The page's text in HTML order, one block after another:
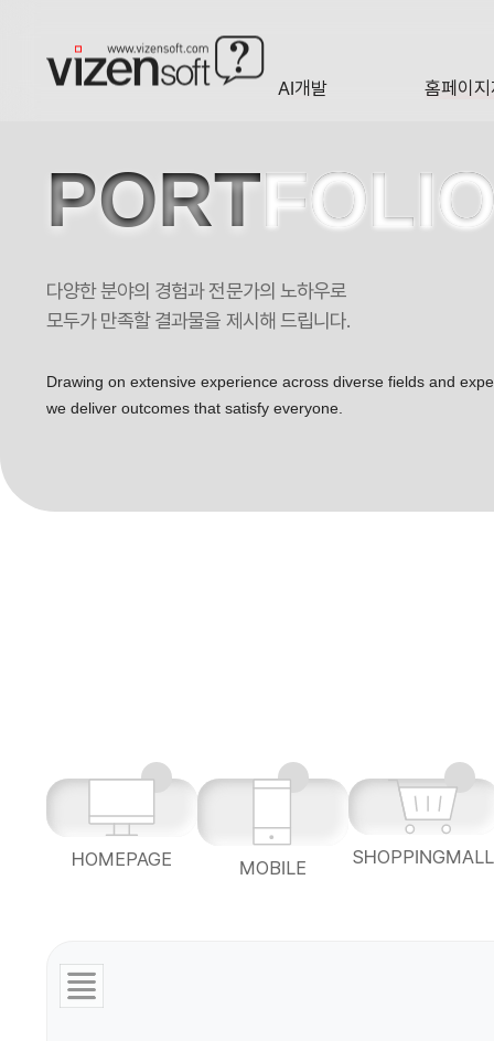
AI개발 홈페이
한국로보틱스 앱디자인 포트폴리오
PORT
다양한 분야의 경험과 전문가의 노하우로
모두가 만족할 결과물을 제시해 드립니다.
Drawing on extensive experience across diverse fields and
we deliver outcomes that satisfy everyone.
HOMEPAGE MOBILE SHOPPINGMALL